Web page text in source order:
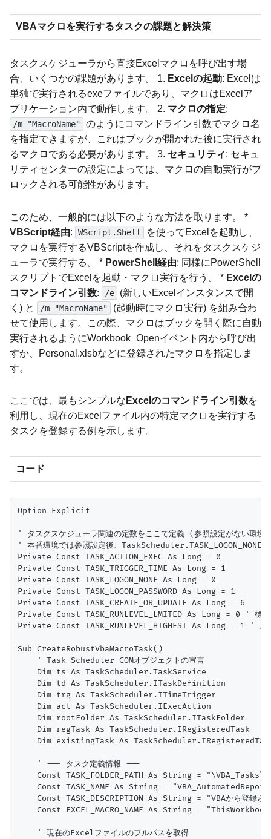
VBAマクロを実行するタスクの課題と解決策
タスクスケジューラから直接Excelマクロを呼び出す場
合、いくつかの課題があります。 1. Excelの起動: Excelは
単独で実行されるexeファイルであり、マクロはExcelア
プリケーション内で動作します。 2. マクロの指定:
/m "MacroName"
のようにコマンドライン引数でマクロ名
を指定できますが、これはブックが開かれた後に実行され
るマクロである必要があります。 3. セキュリティ: セキュ
リティセンターの設定によっては、マクロの自動実行がブ
ロックされる可能性があります。
このため、一般的には以下のような方法を取ります。 *
VBScript経由: WScript.Shell
を使ってExcelを起動し、
マクロを実行するVBScriptを作成し、それをタスクスケジ
ューラで実行する。 * PowerShell経由: 同様にPowerShell
スクリプトでExcelを起動・マクロ実行を行う。 * Excelの
コマンドライン引数: /e
(新しいExcelインスタンスで開
く) と
/m "MacroName"
(起動時にマクロ実行) を組み合わ
せて使用します。この際、マクロはブックを開く際に自動
実行されるようにWorkbook_Openイベント内から呼び出
すか、Personal.xlsbなどに登録されたマクロを指定しま
す。
ここでは、最もシンプルな Excelのコマンドライン引数を
利用し、現在のExcelファイル内の特定マクロを実行する
タスクを登録する例を示します。
コード
Option Explicit
' タスクスケジューラ関連の定数をここで定義 (参照設定がない環
' 本番環境では参照設定後、TaskScheduler.TASK_LOGON_NONE
Private Const TASK_ACTION_EXEC As Long = 0
Private Const TASK_TRIGGER_TIME As Long = 1
Private Const TASK_LOGON_NONE As Long = 0
Private Const TASK_LOGON_PASSWORD As Long = 1
Private Const TASK_CREATE_OR_UPDATE As Long = 6
Private Const TASK_RUNLEVEL_LMITED As Long = 0 ' 標準
Private Const TASK_RUNLEVEL_HIGHEST As Long = 1 ' 最
Sub CreateRobustVbaMacroTask()
    ' Task Scheduler COMオブジェクトの宣言
    Dim ts As TaskScheduler.TaskService
    Dim td As TaskScheduler.ITaskDefinition
    Dim trg As TaskScheduler.ITimeTrigger
    Dim act As TaskScheduler.IExecAction
    Dim rootFolder As TaskScheduler.ITaskFolder
    Dim regTask As TaskScheduler.IRegisteredTask
Dim existingTask As
    ' --- タスク定義情報 ---
Const TASK_FOLDER_PATH As String = "\VBA_Tasks\" '
Const TASK_NAME As String =
Const TASK_DESCRIPTION As String = "VBAから登録され
Const EXCEL_MACRO_NAME As String =
    ' 現在のExcelファイルのフルパスを取得